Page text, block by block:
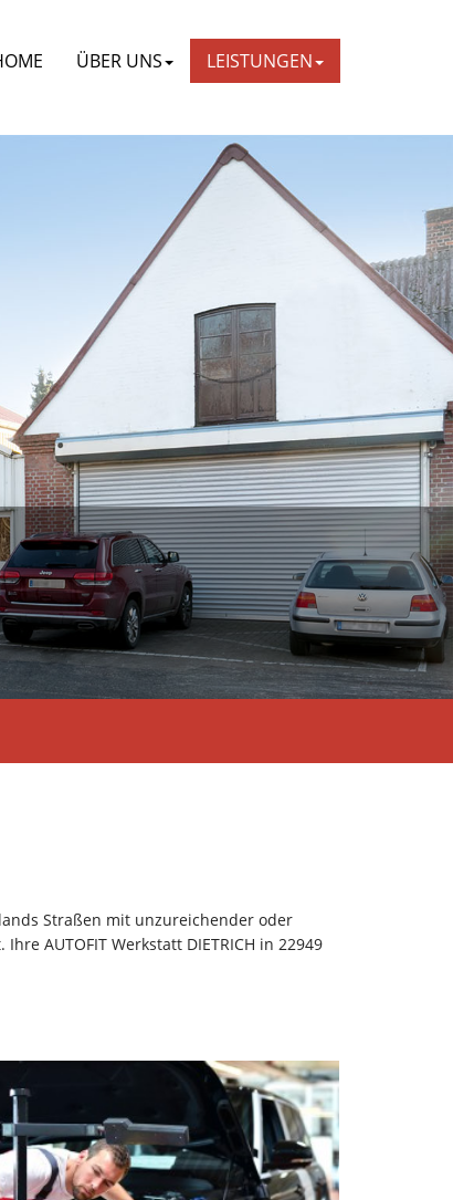
ÜBER UNS LEISTUNGEN
Straßen mit unzureichender oder
AUTOFIT Werkstatt DIETRICH in 22949